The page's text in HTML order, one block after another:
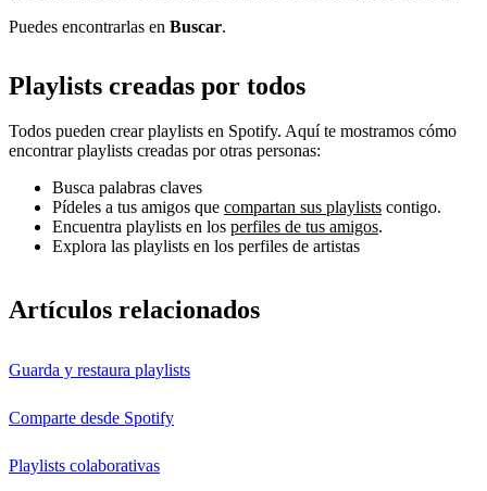
Puedes encontrarlas en Buscar.
Playlists creadas por todos
Todos pueden crear playlists en Spotify. Aquí te mostramos cómo
encontrar playlists creadas por otras personas:
Busca palabras claves
Pídeles a tus amigos que compartan sus playlists contigo.
Encuentra playlists en los perfiles de tus amigos.
Explora las playlists en los perfiles de artistas
Artículos relacionados
Guarda y restaura playlists
Comparte desde Spotify
Playlists colaborativas